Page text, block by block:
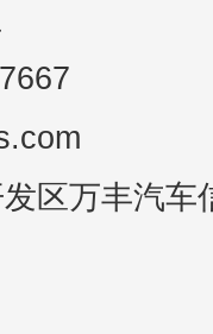
区万丰汽车